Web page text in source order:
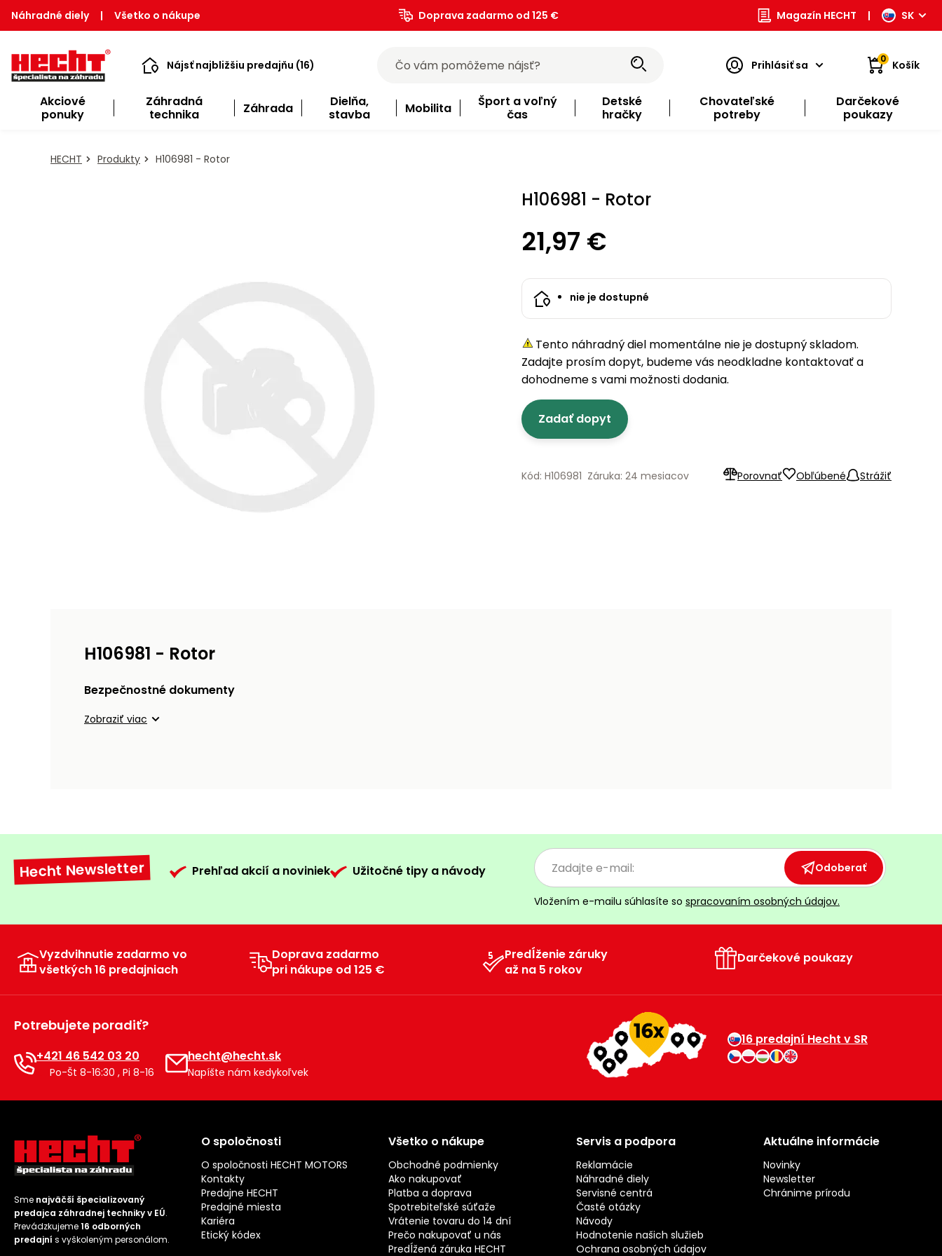
Náhradné diely | Všetko o nákupe Doprava zadarmo od 125 € Magazín HECHT | SK
Nájsť najbližšiu predajňu (16) Prihlásiť sa 0 Košík
Akciové
ponuky
Záhradná
technika
Záhrada
Dielňa,
stavba
Mobilita
Šport a voľný
čas
Detské
hračky
Chovateľské
potreby
Darčekové
poukazy
HECHT Produkty H106981 - Rotor
H106981 - Rotor
21,97 €
nie je dostupné
Tento náhradný diel momentálne nie je dostupný skladom.
Zadajte prosím dopyt, budeme vás neodkladne kontaktovať a
dohodneme s vami možnosti dodania.
Zadať dopyt
Porovnať Obľúbené Strážiť
Kód: H106981 Záruka: 24 mesiacov
H106981 - Rotor
Bezpečnostné dokumenty
Zobraziť viac
Hecht Newsletter Prehľad akcií a noviniek Užitočné tipy a návody Odoberať
Vložením e-mailu súhlasíte so spracovaním osobných údajov.
Vyzdvihnutie zadarmo vo
všetkých 16 predajniach
Doprava zadarmo
pri nákupe od 125 €
Predĺženie záruky
až na 5 rokov
Darčekové poukazy
Potrebujete poradiť?
+421 46 542 03 20
Po-Št 8-16:30 , Pi 8-16
hecht@hecht.sk
Napíšte nám kedykoľvek
16 predajní Hecht v SR
Sme najväčší špecializovaný
predajca záhradnej techniky v EÚ.
Prevádzkujeme16 odborných
predajní s vyškoleným personálom.
O spoločnosti
O spoločnosti HECHT MOTORS
Kontakty
Predajne HECHT
Predajné miesta
Kariéra
Etický kódex
Všetko o nákupe
Obchodné podmienky
Ako nakupovať
Platba a doprava
Spotrebiteľské súťaže
Vrátenie tovaru do 14 dní
Prečo nakupovať u nás
Predĺžená záruka HECHT
Servis a podpora
Reklamácie
Náhradné diely
Servisné centrá
Časté otázky
Návody
Hodnotenie našich služieb
Ochrana osobných údajov
Aktuálne informácie
Novinky
Newsletter
Chránime prírodu